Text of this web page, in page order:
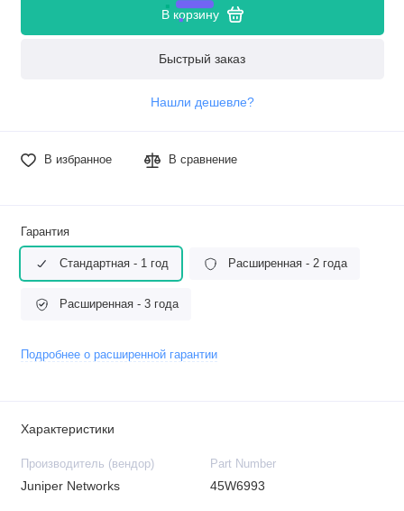
В корзину
Быстрый заказ
Нашли дешевле?
В избранное В сравнение
Гарантия
Стандартная - 1 год Расширенная - 2 года
Расширенная - 3 года
Подробнее о расширенной гарантии
Характеристики
Производитель (вендор)
Juniper Networks
Part Number
45W6993